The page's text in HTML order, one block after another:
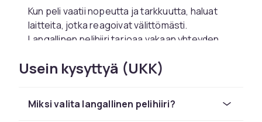
Kun peli vaatii nopeutta ja tarkkuutta, haluat
laitteita, jotka reagoivat välittömästi.
Langallinen pelihiiri tarjoaa vakaan yhteyden,
olitpa sitten keskellä peliä tai harjoittelemassa
kehittymistä. Ei paristoja, ei keskeytyksiä – vain
Usein kysyttyä (UKK)
Miksi valita langallinen pelihiiri?